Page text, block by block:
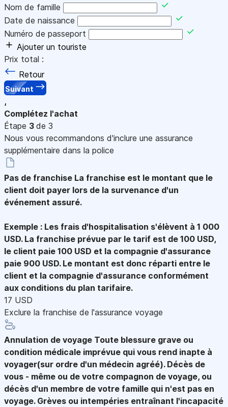
Nom de famille
Date de naissance
Numéro de passeport
Ajouter un touriste
Prix total :
Retour
Suivant
,
Complétez l'achat
Étape 3 de 3
Nous vous recommandons d'inclure une assurance
supplémentaire dans la police
Pas de franchise La franchise est le montant que le
client doit payer lors de la survenance d'un
événement assuré.
Exemple : Les frais d'hospitalisation s'élèvent à 1 000
USD. La franchise prévue par le tarif est de 100 USD,
le client paie 100 USD et la compagnie d'assurance
paie 900 USD. Le montant est donc réparti entre le
client et la compagnie d'assurance conformément
aux conditions du plan tarifaire.
17 USD
Exclure la franchise de l'assurance voyage
Annulation de voyage Toute blessure grave ou
condition médicale imprévue qui vous rend inapte à
voyager(sur ordre d'un médecin agréé). Décès de
vous - même ou de votre compagnon de voyage, ou
décès d'un membre de votre famille qui n'est pas en
voyage. Grèves ou intempéries entraînant l'incapacité